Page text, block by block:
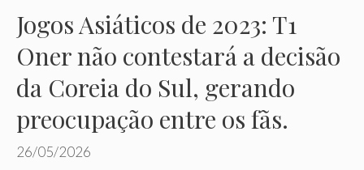
Jogos Asiáticos de 2023: T1
Oner não contestará a decisão
da Coreia do Sul, gerando
preocupação entre os fãs.
26/05/2026